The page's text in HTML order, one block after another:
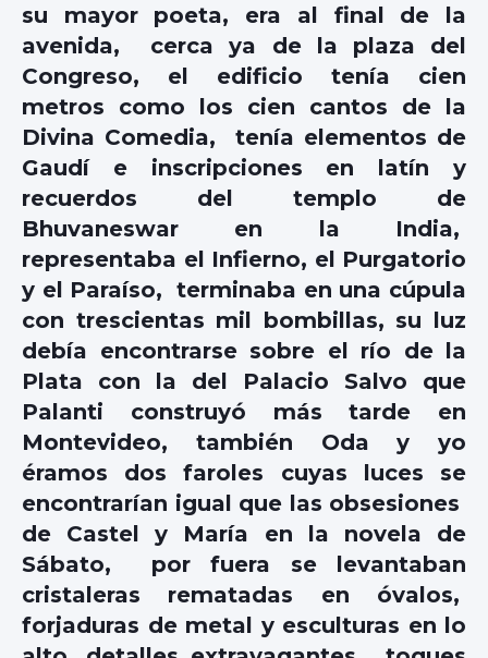
su mayor poeta, era al final de la
avenida, cerca ya de la plaza del
Congreso, el edificio tenía cien
metros como los cien cantos de la
Divina Comedia, tenía elementos de
Gaudí e inscripciones en latín y
recuerdos del templo de
Bhuvaneswar en la India,
representaba el Infierno, el Purgatorio
y el Paraíso, terminaba en una cúpula
con trescientas mil bombillas, su luz
debía encontrarse sobre el río de la
Plata con la del Palacio Salvo que
Palanti construyó más tarde en
Montevideo, también Oda y yo
éramos dos faroles cuyas luces se
encontrarían igual que las obsesiones
de Castel y María en la novela de
Sábato, por fuera se levantaban
cristaleras rematadas en óvalos,
forjaduras de metal y esculturas en lo